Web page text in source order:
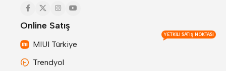
Online Satış
MIUI Türkiye
YETKILI SATIŞ NOKTASI
Trendyol